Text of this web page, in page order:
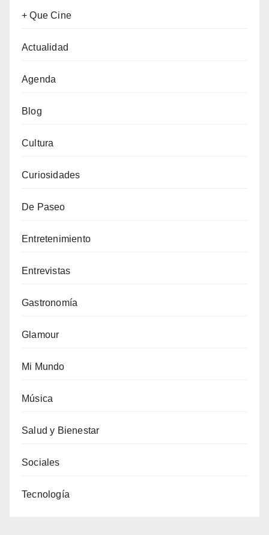
+ Que Cine
Actualidad
Agenda
Blog
Cultura
Curiosidades
De Paseo
Entretenimiento
Entrevistas
Gastronomía
Glamour
Mi Mundo
Música
Salud y Bienestar
Sociales
Tecnología